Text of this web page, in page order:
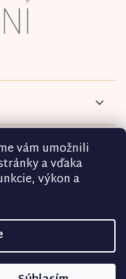
vám umožnili
a vďaka
výkon a
www.facebook.com/